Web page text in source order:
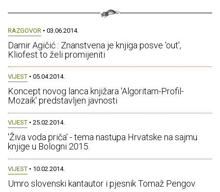
RAZGOVOR • 03.06.2014.
Damir Agičić : Znanstvena je knjiga posve 'out',
Kliofest to želi promijeniti
VIJEST • 05.04.2014.
Koncept novog lanca knjižara 'Algoritam-Profil-
Mozaik' predstavljen javnosti
VIJEST • 25.02.2014.
'Živa voda priča' - tema nastupa Hrvatske na sajmu
knjige u Bologni 2015.
VIJEST • 10.02.2014.
Umro slovenski kantautor i pjesnik Tomaž Pengov